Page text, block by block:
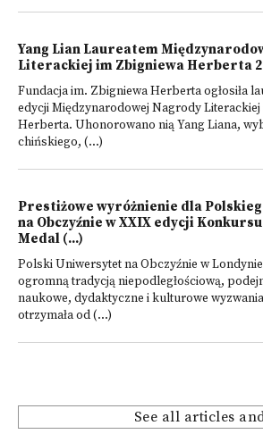
Yang Lian Laureatem
Literackiej im Zbigniewa Herberta
Fundacja im. Zbigniewa Herberta ogłosiła
edycji Międzynarodowej Nagrody
Herberta. Uhonorowano nią Yang Liana,
chińskiego, (...)
Prestiżowe wyróżnienie dla
na Obczyźnie w XXIX edycji
Medal (...)
Polski Uniwersytet na Obczyźnie w
ogromną tradycją niepodległościową,
naukowe, dydaktyczne i kulturowe
otrzymała od (...)
See all articles